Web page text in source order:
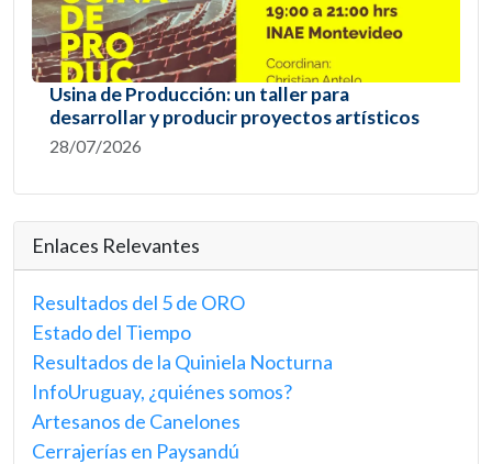
Usina de Producción: un taller para
desarrollar y producir proyectos artísticos
28/07/2026
Enlaces Relevantes
Resultados del 5 de ORO
Estado del Tiempo
Resultados de la Quiniela Nocturna
InfoUruguay, ¿quiénes somos?
Artesanos de Canelones
Cerrajerías en Paysandú